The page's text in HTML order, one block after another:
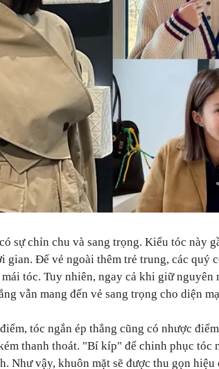
sự chỉn chu và sang trọng. Kiểu tóc này
gian. Để vẻ ngoài thêm trẻ trung, các quý
tóc. Tuy nhiên, ngay cả khi giữ nguyên
vẫn mang đến vẻ sang trọng cho diện
tóc ngắn ép thẳng cũng có nhược
thanh thoát. "Bí kíp" để chinh phục tóc
Như vậy, khuôn mặt sẽ được thu gọn hiệu